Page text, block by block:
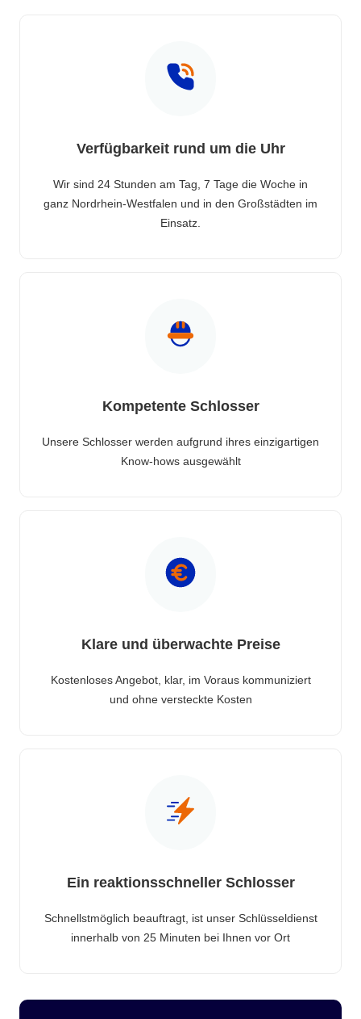
Verfügbarkeit rund um die Uhr
Wir sind 24 Stunden am Tag, 7 Tage die Woche in
ganz Nordrhein-Westfalen und in den Großstädten im
Einsatz.
Kompetente Schlosser
Unsere Schlosser werden aufgrund ihres einzigartigen
Know-hows ausgewählt
Klare und überwachte Preise
Kostenloses Angebot, klar, im Voraus kommuniziert
und ohne versteckte Kosten
Ein reaktionsschneller Schlosser
Schnellstmöglich beauftragt, ist unser Schlüsseldienst
innerhalb von 25 Minuten bei Ihnen vor Ort